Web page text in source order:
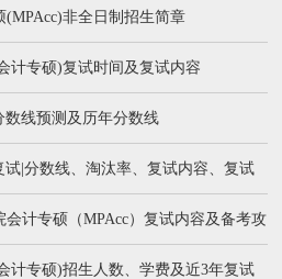
(MPAcc)非全日制招生简章
计专硕)复试时间及复试内容
数线预测及历年分数线
试|分数线、淘汰率、复试内容、复试
会计专硕（MPAcc）复试内容及备考攻
计专硕)招生人数、学费及近3年复试